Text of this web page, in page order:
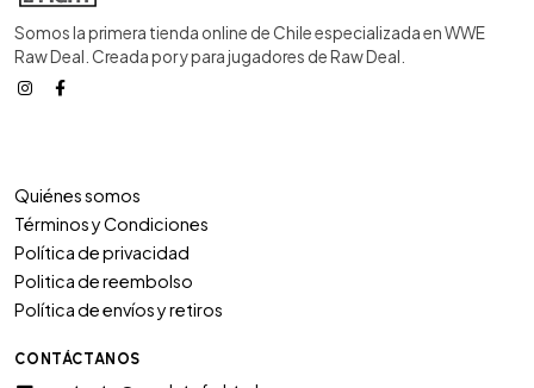
Somos la primera tienda online de Chile especializada en WWE
Raw Deal. Creada por y para jugadores de Raw Deal.
Quiénes somos
Términos y Condiciones
Política de privacidad
Politica de reembolso
Política de envíos y retiros
CONTÁCTANOS